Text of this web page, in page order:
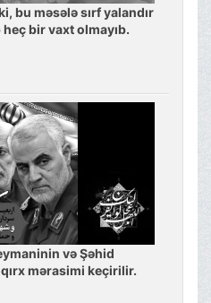
bu məsələ sırf yalandır
bir vaxt olmayıb.
və Şəhid
mərasimi keçirilir.